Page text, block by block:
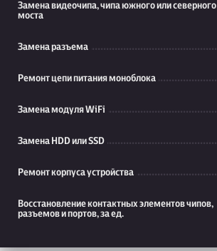
Замена видеочипа, чипа южного или северного
моста
Замена разъема
Ремонт цепи питания моноблока
Замена модуля WiFi
Замена HDD или SSD
Ремонт корпуса устройства
Восстановление контактных элементов чипов,
разъемов и портов, за ед.